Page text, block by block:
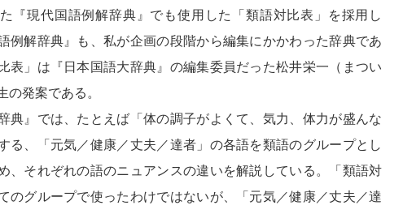
『現代国語例解辞典』でも使用した「類語対比表」を採用し
例解辞典』も、私が企画の段階から編集にかかわった辞典であ
表」は『日本国語大辞典』の編集委員だった松井栄一（まつい
の発案である。
典』では、たとえば「体の調子がよくて、気力、体力が盛んな
る、「元気／健康／丈夫／達者」の各語を類語のグループとし
、それぞれの語のニュアンスの違いを解説している。「類語対
のグループで使ったわけではないが、「元気／健康／丈夫／達